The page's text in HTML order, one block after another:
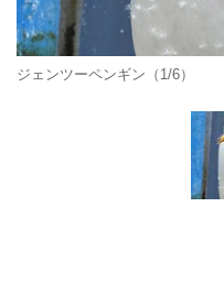
ジェンツーペンギン（1/6）